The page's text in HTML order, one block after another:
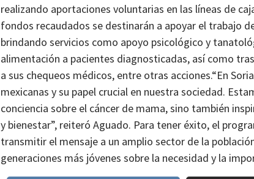
realizando aportaciones voluntarias en las líneas de
fondos recaudados se destinarán a apoyar el trabajo
brindando servicios como apoyo psicológico y
alimentación a pacientes diagnosticadas, así como
a sus chequeos médicos, entre otras acciones.“En
mexicanas y su papel crucial en nuestra sociedad.
conciencia sobre el cáncer de mama, sino también
y bienestar”, reiteró Aguado. Para tener éxito, el
transmitir el mensaje a un amplio sector de la
generaciones más jóvenes sobre la necesidad y la